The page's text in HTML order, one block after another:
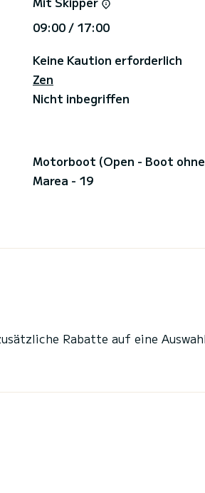
09:00 / 17:00
Keine Kaution erforderlich
Zen
Nicht inbegriffen
Motorboot (Open - Boot
Marea - 19
Rabatte auf eine